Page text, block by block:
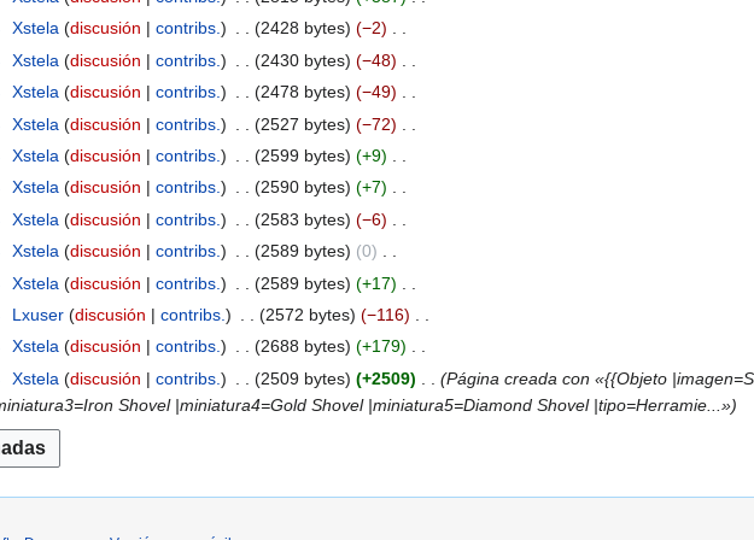
Xstela discusión contribs. 2428 bytes
−2
Xstela discusión contribs. 2430 bytes
−48
Xstela discusión contribs. 2478 bytes
−49
Xstela discusión contribs. 2527 bytes
−72
Xstela discusión contribs. 2599 bytes
+9
Xstela discusión contribs. 2590 bytes
+7
Xstela discusión contribs. 2583 bytes
−6
Xstela discusión contribs. 2589 bytes
0
Xstela discusión contribs. 2589 bytes
+17
Lxuser discusión contribs. 2572 bytes
−116
Xstela discusión contribs. 2688 bytes
+179
Xstela discusión contribs. 2509 bytes +2509
Página creada con «{{Objeto
Shovel |miniatura4=Gold Shovel |miniatura5=Diamond Shovel |tipo=Herramie...»